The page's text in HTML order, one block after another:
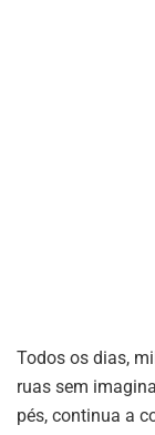
Todos os dias,
ruas sem
pés, continua a